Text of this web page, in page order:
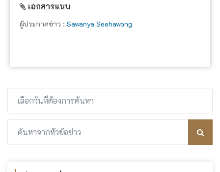
เอกสารแนบ
ผู้ประกาศข่าว : Sawanya Seehawong